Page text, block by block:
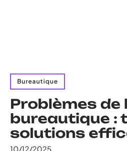
Bureautique
Problèmes de
bureautique :
solutions
10/12/2025